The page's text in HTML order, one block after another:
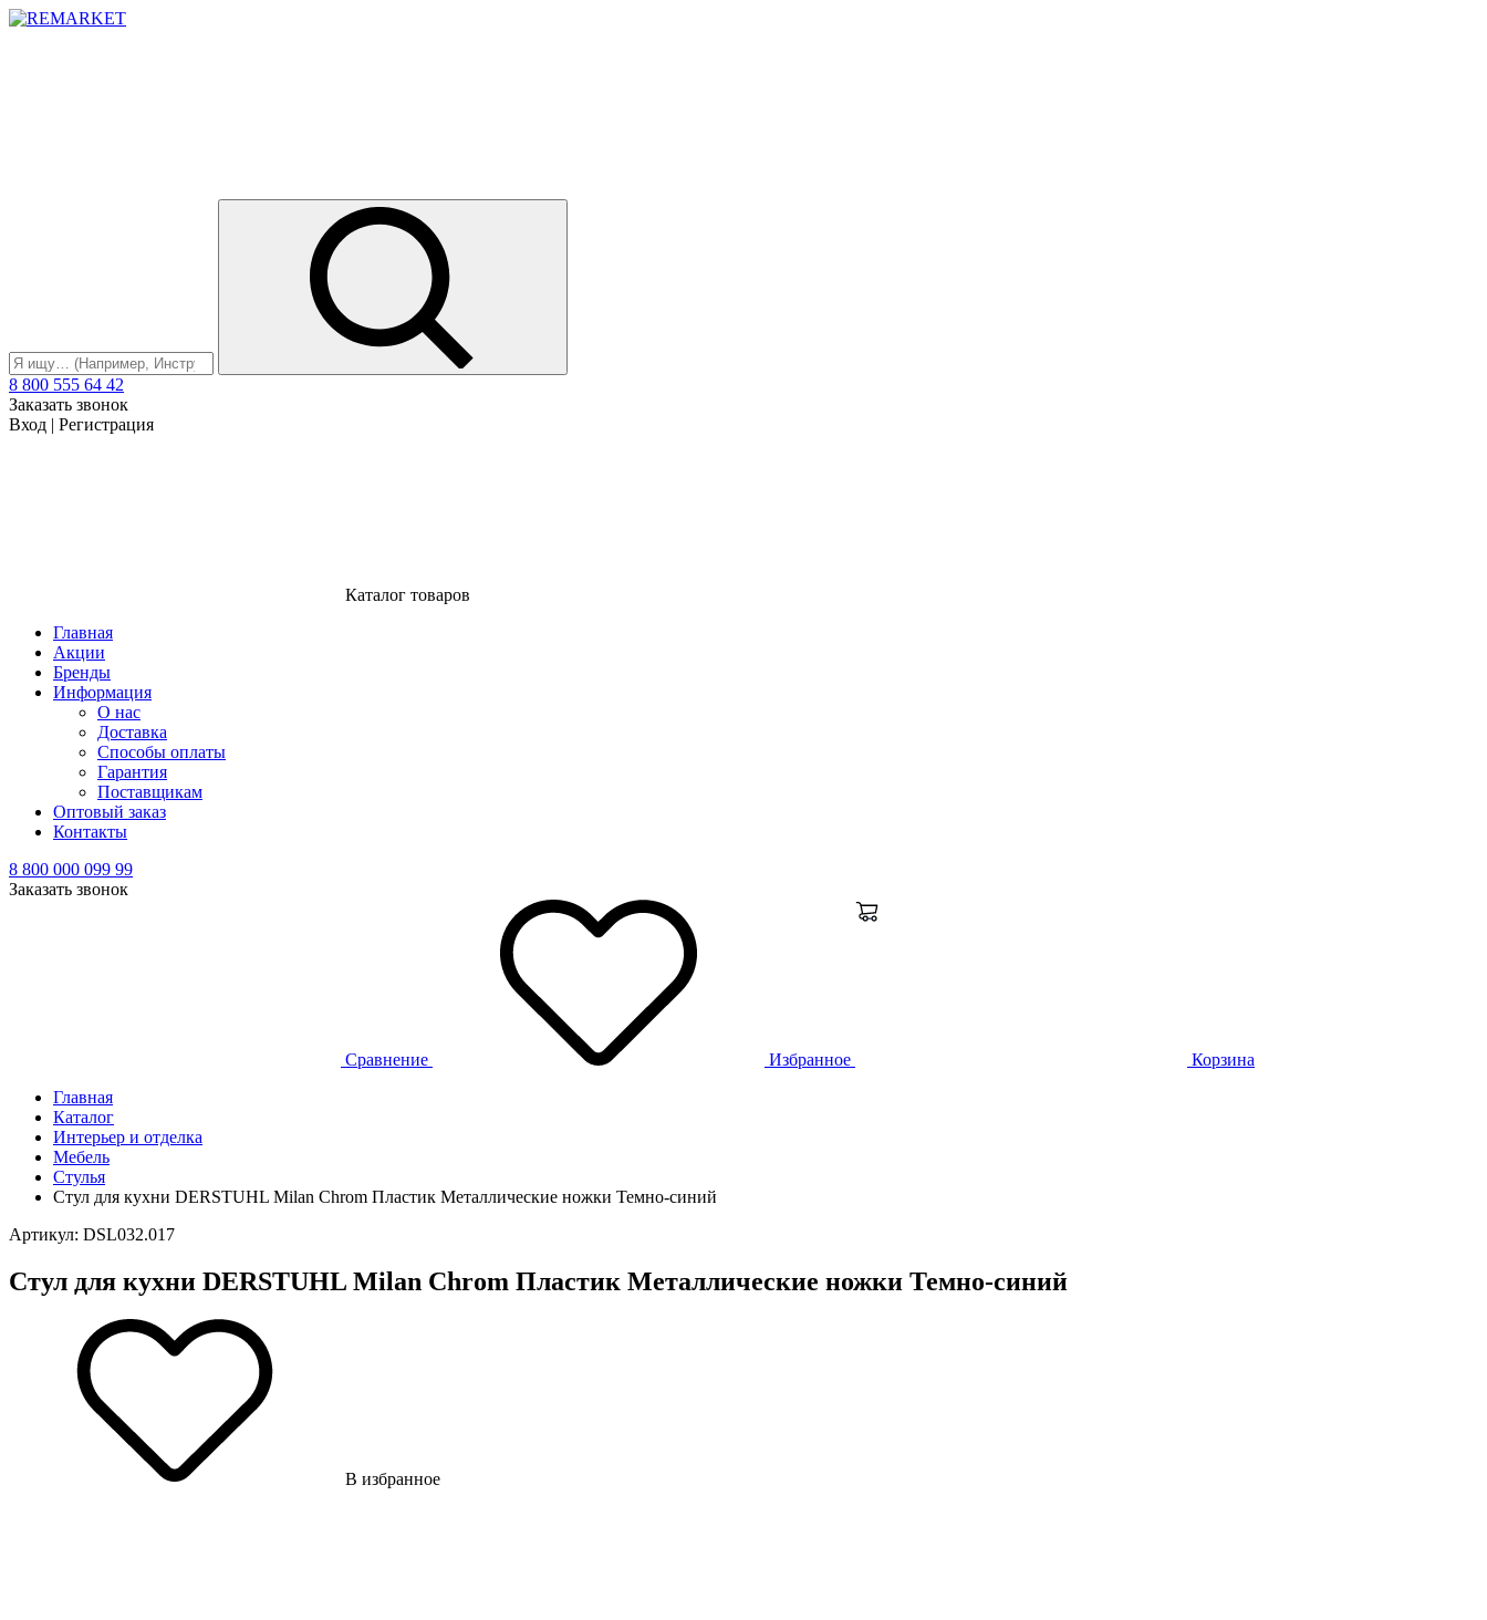
8 800 555 64 42
Заказать звонок
Вход | Регистрация
Каталог товаров
Главная
Акции
Бренды
Информация
О нас
Доставка
Способы оплаты
Гарантия
Поставщикам
Оптовый заказ
Контакты
8 800 000 099 99
Заказать звонок
Сравнение Избранное
Корзина
Главная
Каталог
Интерьер и отделка
Мебель
Стулья
Стул для кухни DERSTUHL Milan Chrom Пластик Металлические ножки Темно-синий
Артикул: DSL032.017
Стул для кухни DERSTUHL Milan Chrom Пластик Металлические ножки Темно-синий
В избранное